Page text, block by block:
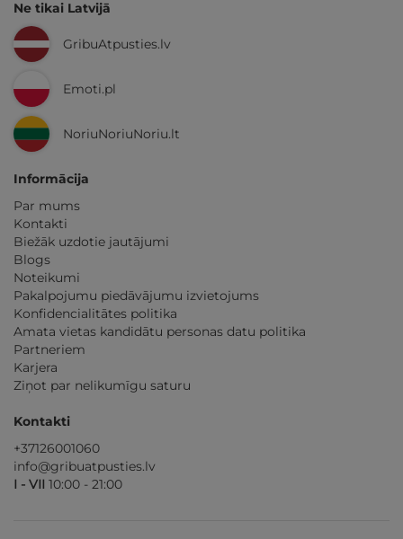
Ne tikai Latvijā
GribuAtpusties.lv
Emoti.pl
NoriuNoriuNoriu.lt
Informācija
Par mums
Kontakti
Biežāk uzdotie jautājumi
Blogs
Noteikumi
Pakalpojumu piedāvājumu izvietojums
Konfidencialitātes politika
Amata vietas kandidātu personas datu politika
Partneriem
Karjera
Ziņot par nelikumīgu saturu
Kontakti
+37126001060
info@gribuatpusties.lv
I - VII 10:00 - 21:00